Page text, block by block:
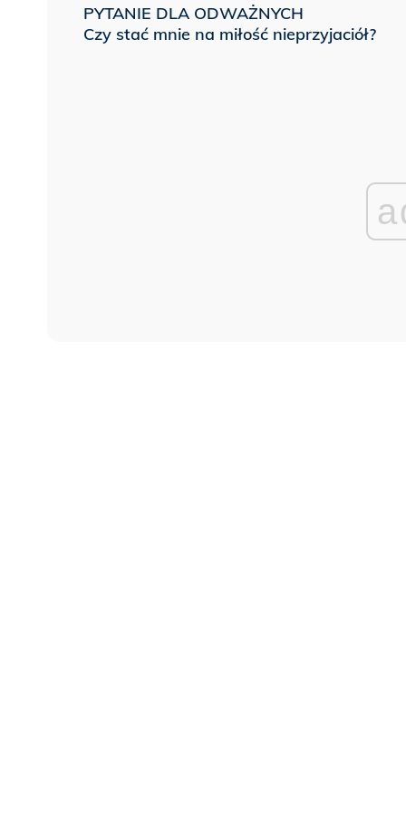
PYTANIE DLA ODWAŻNYCH
Czy stać mnie na miłość nieprzyjaciół?